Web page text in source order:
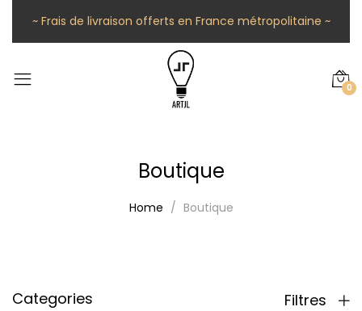
~ Frais de livraison offerts en France métropolitaine ~
0
Boutique
Home Boutique
Categories Filtres